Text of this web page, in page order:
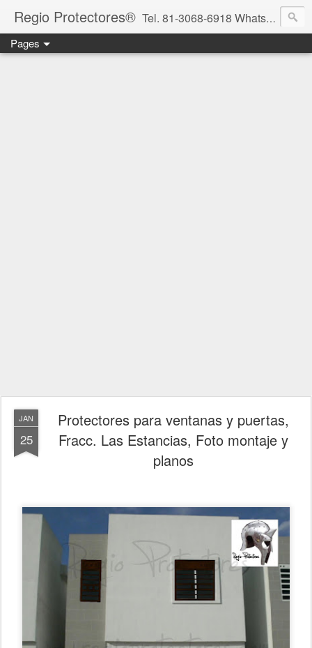
Regio Protectores® Tel. 81-3068-6918 WhatsApp 81-2636-2823 / 33-1145-3780 cotizacionregioprotectores@gmail.com / regioprotectores@gmail.com https://www.facebook.com/RegioProtectores/
Pages
JAN
25
Protectores para ventanas y puertas,
Fracc. Las Estancias, Foto montaje y
planos